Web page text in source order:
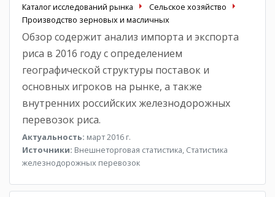
Каталог исследований рынка
Сельское хозяйство
Производство зерновых и масличных
Обзор содержит анализ импорта и экспорта
риса в 2016 году с определением
географической структуры поставок и
основных игроков на рынке, а также
внутренних российских железнодорожных
перевозок риса.
Актуальность: март 2016 г.
Источники: Внешнеторговая статистика, Статистика
железнодорожных перевозок